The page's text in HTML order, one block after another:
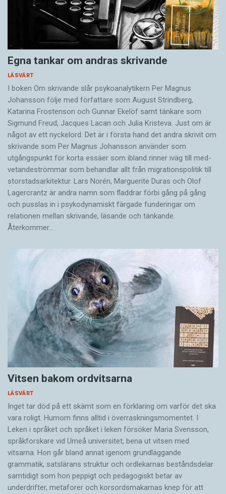
Egna tankar om andras skrivande
LÄSVÄRT
I boken Om skrivande slår psykoanalytikern Per Magnus
Johansson följe med författare som August Strindberg,
Katarina Frostenson och Gunnar Ekelöf samt tänkare som
Sigmund Freud, Jacques Lacan och Julia Kristeva. Just om är
något av ett nyckelord. Det är i första hand det andra skrivit om
skrivande som Per Magnus Johansson använder som
utgångspunkt för korta essäer som ibland rinner iväg till med­
vetandeströmmar som behandlar allt från migrationspolitik till
storstadsarkitektur. Lars Norén, Marguerite Duras och Olof
Lagercrantz är andra namn som fladdrar förbi gång på gång
och pusslas in i psykodynamiskt färgade funderingar om
relationen mellan skrivande, läsande och tänkande.
Återkommer…
Vitsen bakom ordvitsarna
LÄSVÄRT
Inget tar död på ett skämt som en förklaring om varför det ska
vara roligt. Humorn finns alltid i överrask­ningsmomentet. I
Leken i språket och språket i leken för­söker Maria Svensson,
språkforskare vid Umeå universitet, bena ut vitsen med
vitsarna. Hon går bland annat igenom grundläggande
grammatik, satslärans struktur och ord­lekarnas beståndsdelar
samtidigt som hon peppigt och pedagogiskt betar av
underdrifter, meta­forer och korsords­makarnas knep för att